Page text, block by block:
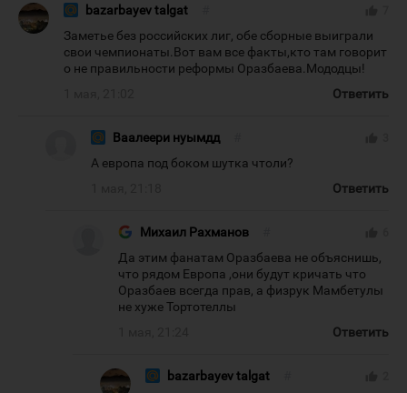
bazarbayev talgat
Заметье без российских лиг, обе сборные выиграли
свои чемпионаты.Вот вам все факты,кто там говорит
о не правильности реформы Оразбаева.Мододцы!
Ответить
Ваалеери нуымдд
А европа под боком шутка чтоли?
Ответить
Михаил Рахманов
Да этим фанатам Оразбаева не объяснишь,
что рядом Европа ,они будут кричать что
Оразбаев всегда прав, а физрук Мамбетулы
не хуже Тортотеллы
Ответить
bazarbayev talgat